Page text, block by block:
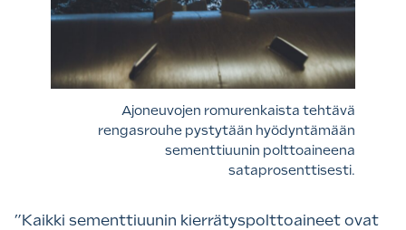
Ajoneuvojen romurenkaista tehtävä
rengasrouhe pystytään hyödyntämään
sementtiuunin polttoaineena
sataprosenttisesti.
”Kaikki sementtiuunin kierrätyspolttoaineet ovat